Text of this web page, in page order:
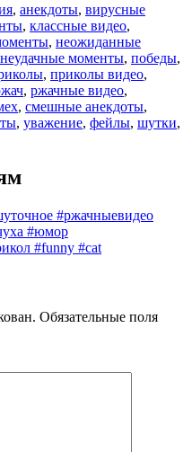
, анекдоты, вирусные
, классные видео,
, неожиданные
неудачные моменты, победы,
, приколы видео,
, ржачные видео,
, смешные анекдоты,
, уважение, фейлы, шутки,
#ржачныевидео
#юмор
#funny #cat
Обязательные поля